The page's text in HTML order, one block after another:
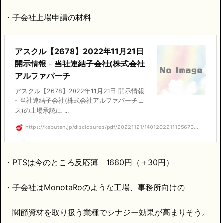
・子会社上場申請の材料
アスクル【2678】2022年11月21日
開示情報 - 当社連結子会社(株式会社
アルファパーチ
アスクル【2678】2022年11月21日 開示情報
- 当社連結子会社(株式会社アルファパーチェ
ス)の上場承認に ...
https://kabutan.jp/disclosures/pdf/20221121/1401202211155673...
・PTSは今のところ反応薄 1660円（＋30円）
・子会社はMonotaRoのような工場、事務所向けの
関節資材を取り扱う業種でシナジー効果が高まりそう。